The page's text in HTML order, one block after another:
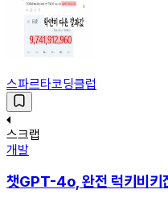
스파르타코딩클럽
스크랩
개발
챗GPT-4o, 완전 럭키비키